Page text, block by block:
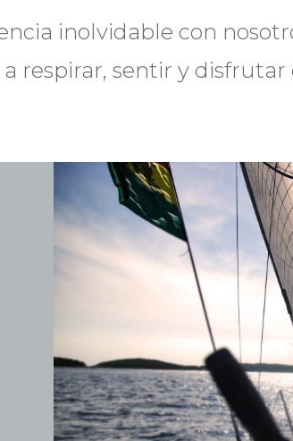
inolvidable con
a respirar, sentir y